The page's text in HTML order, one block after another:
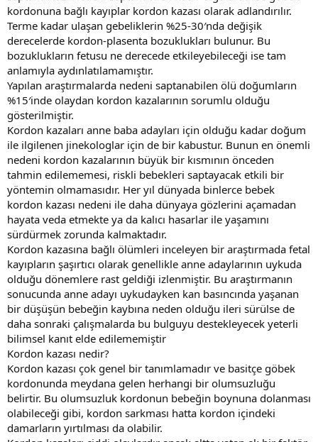
kordonuna bağlı kayıplar kordon kazası olarak adlandırılır.
Terme kadar ulaşan gebeliklerin %25-30′nda değişik
derecelerde kordon-plasenta bozuklukları bulunur. Bu
bozuklukların fetusu ne derecede etkileyebileceği ise tam
anlamıyla aydınlatılamamıştır.
Yapılan araştırmalarda nedeni saptanabilen ölü doğumların
%15′inde olaydan kordon kazalarının sorumlu olduğu
gösterilmiştir.
Kordon kazaları anne baba adayları için olduğu kadar doğum
ile ilgilenen jinekologlar için de bir kabustur. Bunun en önemli
nedeni kordon kazalarının büyük bir kısmının önceden
tahmin edilememesi, riskli bebekleri saptayacak etkili bir
yöntemin olmamasıdır. Her yıl dünyada binlerce bebek
kordon kazası nedeni ile daha dünyaya gözlerini açamadan
hayata veda etmekte ya da kalıcı hasarlar ile yaşamını
sürdürmek zorunda kalmaktadır.
Kordon kazasına bağlı ölümleri inceleyen bir araştırmada fetal
kayıpların şaşırtıcı olarak genellikle anne adaylarının uykuda
olduğu dönemlere rast geldiği izlenmiştir. Bu araştırmanın
sonucunda anne adayı uykudayken kan basıncında yaşanan
bir düşüşün bebeğin kaybına neden olduğu ileri sürülse de
daha sonraki çalışmalarda bu bulguyu destekleyecek yeterli
bilimsel kanıt elde edilememiştir
Kordon kazası nedir?
Kordon kazası çok genel bir tanımlamadır ve basitçe göbek
kordonunda meydana gelen herhangi bir olumsuzluğu
belirtir. Bu olumsuzluk kordonun bebeğin boynuna dolanması
olabileceği gibi, kordon sarkması hatta kordon içindeki
damarların yırtılması da olabilir.